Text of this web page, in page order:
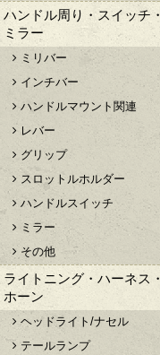
ハンドル周り・スイッチ・
ミラー
ミリバー
インチバー
ハンドルマウント関連
レバー
グリップ
スロットルホルダー
ハンドルスイッチ
ミラー
その他
ライトニング・ハーネス・
ホーン
ヘッドライト/ナセル
テールランプ